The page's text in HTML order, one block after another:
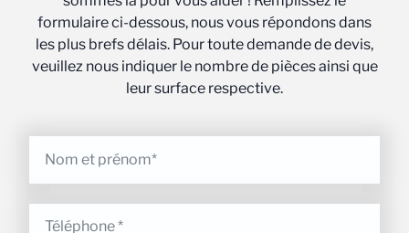
formulaire ci-dessous, nous vous répondons dans
les plus brefs délais. Pour toute demande de devis,
veuillez nous indiquer le nombre de pièces ainsi que
leur surface respective.